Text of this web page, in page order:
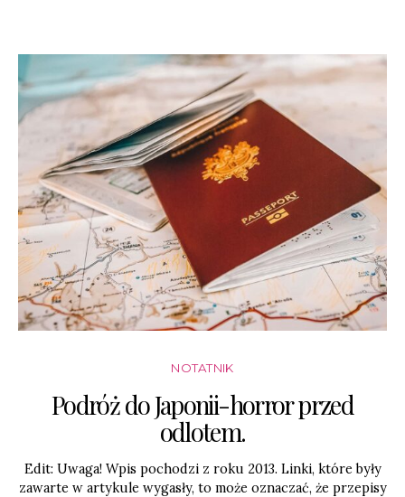
NOTATNIK
Podróż do Japonii-horror przed
odlotem.
Edit: Uwaga! Wpis pochodzi z roku 2013. Linki, które były
zawarte w artykule wygasły, to może oznaczać, że przepisy